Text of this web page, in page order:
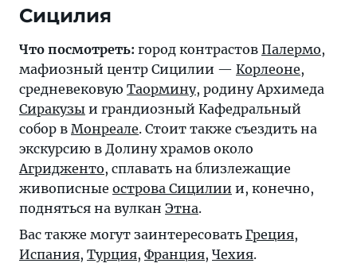
Сицилия
Что посмотреть: город контрастов Палермо,
мафиозный центр Сицилии — Корлеоне,
средневековую Таормину, родину Архимеда
Сиракузы и грандиозный Кафедральный
собор в Монреале. Стоит также съездить на
экскурсию в Долину храмов около
Агридженто, сплавать на близлежащие
живописные острова Сицилии и, конечно,
подняться на вулкан Этна.
Вас также могут заинтересовать Греция,
Испания, Турция, Франция, Чехия.